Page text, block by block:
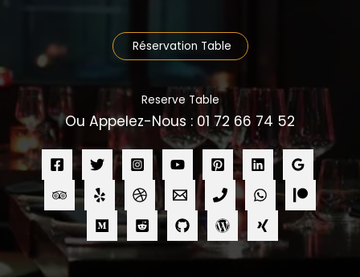
Réservation Table
Reserve Table
Ou Appelez-Nous : 01 72 66 74 52